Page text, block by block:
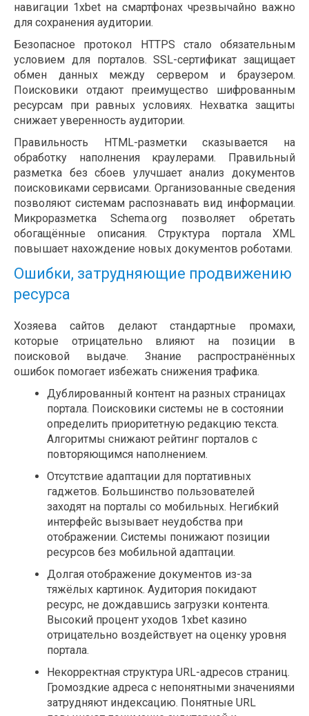
навигации 1xbet на смартфонах чрезвычайно важно
для сохранения аудитории.
Безопасное протокол HTTPS стало обязательным
условием для порталов. SSL-сертификат защищает
обмен данных между сервером и браузером.
Поисковики отдают преимущество шифрованным
ресурсам при равных условиях. Нехватка защиты
снижает уверенность аудитории.
Правильность HTML-разметки сказывается на
обработку наполнения краулерами. Правильный
разметка без сбоев улучшает анализ документов
поисковиками сервисами. Организованные сведения
позволяют системам распознавать вид информации.
Микроразметка Schema.org позволяет обретать
обогащённые описания. Структура портала XML
повышает нахождение новых документов роботами.
Ошибки, затрудняющие продвижению
ресурса
Хозяева сайтов делают стандартные промахи,
которые отрицательно влияют на позиции в
поисковой выдаче. Знание распространённых
ошибок помогает избежать снижения трафика.
Дублированный контент на разных страницах
портала. Поисковики системы не в состоянии
определить приоритетную редакцию текста.
Алгоритмы снижают рейтинг порталов с
повторяющимся наполнением.
Отсутствие адаптации для портативных
гаджетов. Большинство пользователей
заходят на порталы со мобильных. Негибкий
интерфейс вызывает неудобства при
отображении. Системы понижают позиции
ресурсов без мобильной адаптации.
Долгая отображение документов из-за
тяжёлых картинок. Аудитория покидают
ресурс, не дождавшись загрузки контента.
Высокий процент уходов 1xbet казино
отрицательно воздействует на оценку уровня
портала.
Некорректная структура URL-адресов страниц.
Громоздкие адреса с непонятными значениями
затрудняют индексацию. Понятные URL